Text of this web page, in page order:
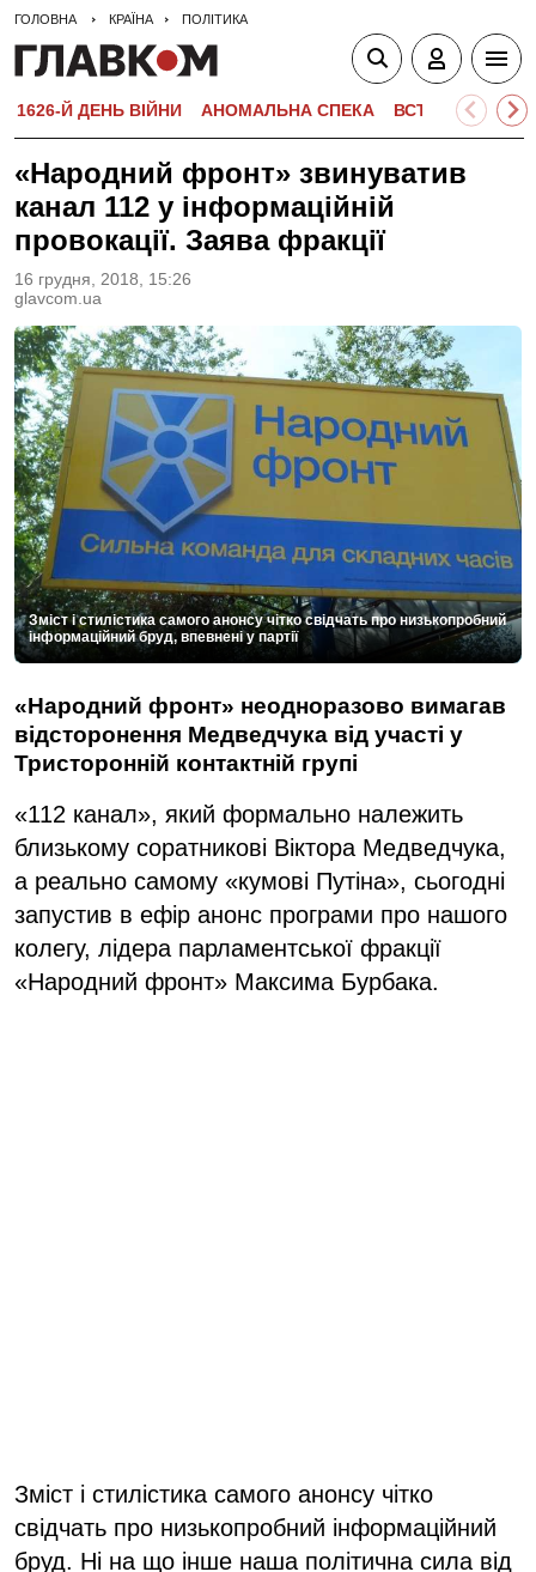
ГОЛОВНА КРАЇНА ПОЛІТИКА
1626-Й ДЕНЬ ВІЙНИ АНОМАЛЬНА СПЕКА ВСТУПНА
«Народний фронт» звинуватив
канал 112 у інформаційній
провокації. Заява фракції
16 грудня, 2018, 15:26
glavcom.ua
Зміст і стилістика самого анонсу чітко свідчать про низькопробний
інформаційний бруд, впевнені у партії
«Народний фронт» неодноразово вимагав
відсторонення Медведчука від участі у
Тристоронній контактній групі
«112 канал», який формально належить
близькому соратникові Віктора Медведчука,
а реально самому «кумові Путіна», сьогодні
запустив в ефір анонс програми про нашого
колегу, лідера парламентської фракції
«Народний фронт» Максима Бурбака.
Зміст і стилістика самого анонсу чітко
свідчать про низькопробний інформаційний
бруд. Ні на що інше наша політична сила від